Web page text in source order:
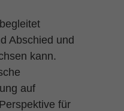
Abschied und
kann.
auf
für